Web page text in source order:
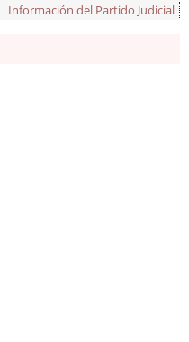
Información del Partido Judicial